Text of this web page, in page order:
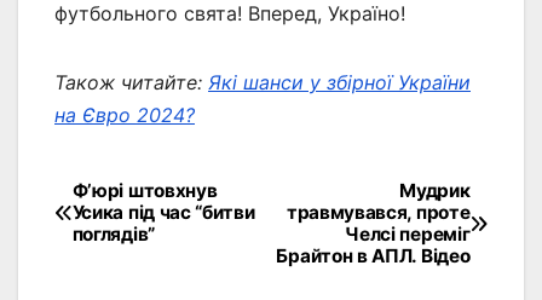
футбольного свята! Вперед, Україно!
Також читайте: Які шанси у збірної України
на Євро 2024?
Навігація
записів
Мудрик
травмувався, проте
Челсі переміг
Брайтон в АПЛ. Відео
Ф’юрі штовхнув
Усика під час “битви
поглядів”